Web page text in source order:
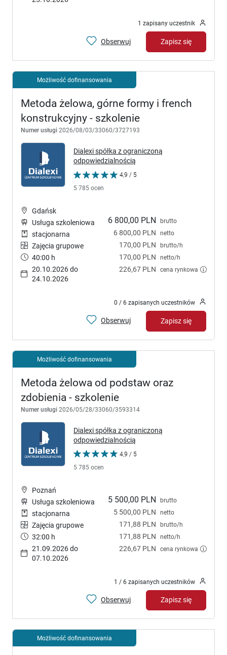
1 zapisany uczestnik
Obserwuj Zapisz się
Możliwość dofinansowania
Metoda żelowa, górne formy i french
konstrukcyjny - szkolenie
Numer usługi 2026/08/03/33060/3727193
Dialexi spółka z ograniczoną
odpowiedzialnością
4,9 / 5
5 785 ocen
6 800,00 PLN brutto
6 800,00 PLN netto
170,00 PLN brutto/h
170,00 PLN netto/h
226,67 PLN cena rynkowa
Gdańsk
Usługa szkoleniowa
stacjonarna
Zajęcia grupowe
40:00 h
20.10.2026 do
24.10.2026
0 / 6 zapisanych uczestników
Obserwuj Zapisz się
Możliwość dofinansowania
Metoda żelowa od podstaw oraz
zdobienia - szkolenie
Numer usługi 2026/05/28/33060/3593314
Dialexi spółka z ograniczoną
odpowiedzialnością
4,9 / 5
5 785 ocen
5 500,00 PLN brutto
5 500,00 PLN netto
171,88 PLN brutto/h
171,88 PLN netto/h
226,67 PLN cena rynkowa
Poznań
Usługa szkoleniowa
stacjonarna
Zajęcia grupowe
32:00 h
21.09.2026 do
07.10.2026
1 / 6 zapisanych uczestników
Obserwuj Zapisz się
Możliwość dofinansowania